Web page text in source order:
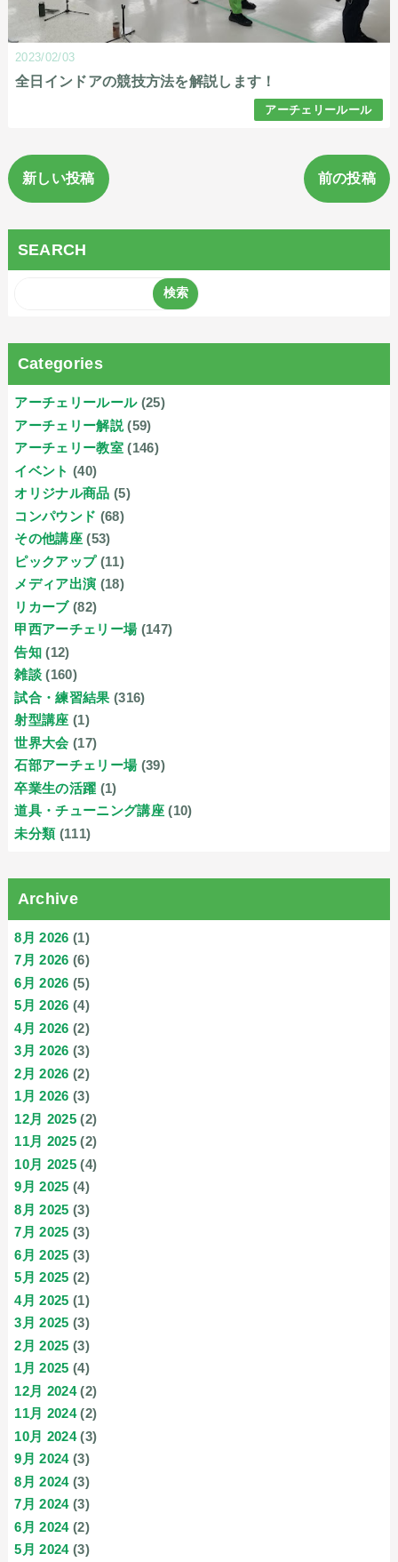
2023/02/03
全日インドアの競技方法を解説します！
アーチェリールール
新しい投稿 前の投稿
SEARCH
Categories
アーチェリールール (25)
アーチェリー解説 (59)
アーチェリー教室 (146)
イベント (40)
オリジナル商品 (5)
コンパウンド (68)
その他講座 (53)
ピックアップ (11)
メディア出演 (18)
リカーブ (82)
甲西アーチェリー場 (147)
告知 (12)
雑談 (160)
試合・練習結果 (316)
射型講座 (1)
世界大会 (17)
石部アーチェリー場 (39)
卒業生の活躍 (1)
道具・チューニング講座 (10)
未分類 (111)
Archive
8月 2026 (1)
7月 2026 (6)
6月 2026 (5)
5月 2026 (4)
4月 2026 (2)
3月 2026 (3)
2月 2026 (2)
1月 2026 (3)
12月 2025 (2)
11月 2025 (2)
10月 2025 (4)
9月 2025 (4)
8月 2025 (3)
7月 2025 (3)
6月 2025 (3)
5月 2025 (2)
4月 2025 (1)
3月 2025 (3)
2月 2025 (3)
1月 2025 (4)
12月 2024(2)
11月 2024(2)
10月 2024(3)
9月 2024(3)
8月 2024(3)
7月 2024(3)
6月 2024(2)
5月 2024(3)